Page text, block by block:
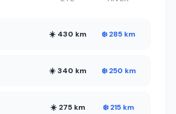
☀️ 430 km ❄️ 285 km
☀️ 340 km ❄️ 250 km
☀️ 275 km ❄️ 215 km